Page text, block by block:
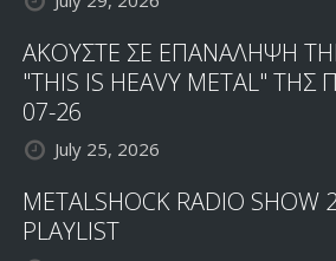
ΑΚΟΥΣΤΕ ΣΕ ΕΠΑΝΑΛΗΨΗ
"THIS IS HEAVY METAL"
07-26
July 25, 2026
METALSHOCK RADIO SHOW
PLAYLIST